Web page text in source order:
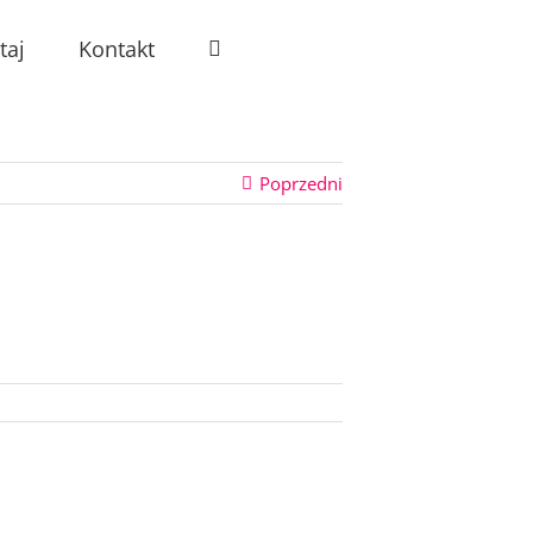
Kontakt
Poprzedni